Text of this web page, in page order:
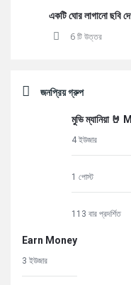
একটি ঘোর লাগানো ছবি
6 টি উত্তর
জনপ্রিয় গ্রুপ
মুভি ম্যানিয়া
4 ইউজার
1 পোস্ট
113 বার প্রদর্শিত
Earn Money
3 ইউজার